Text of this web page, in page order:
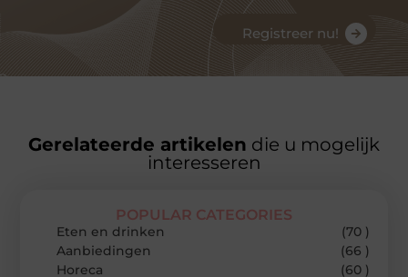
Registreer nu!
Gerelateerde artikelen die u mogelijk
interesseren
POPULAR CATEGORIES
Eten en drinken
(70 )
Aanbiedingen
(66 )
Horeca
(60 )